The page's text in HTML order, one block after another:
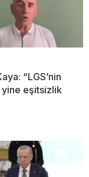
“LGS’nin
yine eşitsizlik